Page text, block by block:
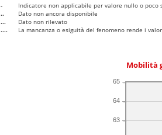
-
Indicatore non applicabile per valore nullo o poco
..
Dato non ancora disponibile
...
Dato non rilevato
....
La mancanza o esiguità del fenomeno rende i
Mobilità
63
64
65